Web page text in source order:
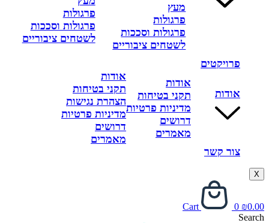
מעץ
פרגולות
פרגולות וסככות
לשטחים ציבוריים
פרגולות
פרגולות וסככות
לשטחים ציבוריים
פרויקטים
אודות
אודות
תקני בטיחות
מדיניות פרטיות
דרושים
מאמרים
אודות
תקני בטיחות
הצהרת נגישות
מדיניות פרטיות
דרושים
מאמרים
צור קשר
X
₪0.00
0
Cart
Search